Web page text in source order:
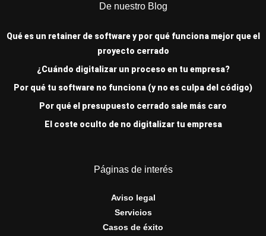
De nuestro Blog
Qué es un retainer de software y por qué funciona mejor que el
proyecto cerrado
¿Cuándo digitalizar un proceso en tu empresa?
Por qué tu software no funciona (y no es culpa del código)
Por qué el presupuesto cerrado sale más caro
El coste oculto de no digitalizar tu empresa
Páginas de interés
Aviso legal
Servicios
Casos de éxito